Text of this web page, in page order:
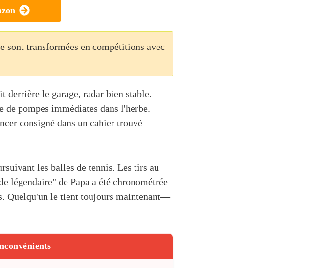
sont transformées en compétitions avec
derrière le garage, radar bien stable.
pompes immédiates dans l'herbe.
consigné dans un cahier trouvé
les balles de tennis. Les tirs au
légendaire" de Papa a été chronométrée
Quelqu'un le tient toujours maintenant—